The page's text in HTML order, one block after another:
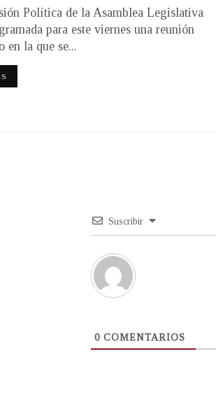
Política de la Asamblea Legislativa
para este viernes una reunión
en la que se...
Suscribir
0 COMENTARIOS